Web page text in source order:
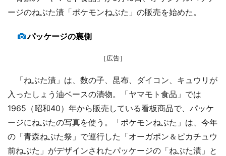
ージのねぶた漬「ポケモンねぶた」の販売を始めた。
パッケージの裏側
［広告］
「ねぶた漬」は、数の子、昆布、ダイコン、キュウリが
入ったしょう油ベースの漬物。「ヤマモト食品」では
1965（昭和40）年から販売している看板商品で、パッケ
ージにねぶたの写真を使う。「ポケモンねぶた」は、今年
の「青森ねぶた祭」で運行した「オーガポン＆ピカチュウ
前ねぶた」がデザインされたパッケージの「ねぶた漬」と